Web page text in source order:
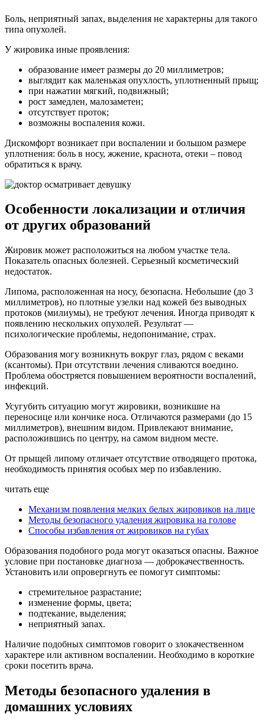
Боль, неприятный запах, выделения не характерны для такого
типа опухолей.
У жировика иные проявления:
образование имеет размеры до 20 миллиметров;
выглядит как маленькая опухлость, уплотненный прыщ;
при нажатии мягкий, подвижный;
рост замедлен, малозаметен;
отсутствует проток;
возможны воспаления кожи.
Дискомфорт возникает при воспалении и большом размере
уплотнения: боль в носу, жжение, краснота, отеки – повод
обратиться к врачу.
Особенности локализации и отличия
от других образований
Жировик может расположиться на любом участке тела.
Показатель опасных болезней. Серьезный косметический
недостаток.
Липома, расположенная на носу, безопасна. Небольшие (до 3
миллиметров), но плотные узелки над кожей без выводных
протоков (милиумы), не требуют лечения. Иногда приводят к
появлению нескольких опухолей. Результат —
психологические проблемы, недопонимание, страх.
Образования могу возникнуть вокруг глаз, рядом с веками
(ксантомы). При отсутствии лечения сливаются воедино.
Проблема обостряется повышением вероятности воспалений,
инфекций.
Усугубить ситуацию могут жировики, возникшие на
переносице или кончике носа. Отличаются размерами (до 15
миллиметров), внешним видом. Привлекают внимание,
расположившись по центру, на самом видном месте.
От прыщей липому отличает отсутствие отводящего протока,
необходимость принятия особых мер по избавлению.
читать еще
Механизм появления мелких белых жировиков на лице
Методы безопасного удаления жировика на голове
Способы избавления от жировиков на губах
Образования подобного рода могут оказаться опасны. Важное
условие при постановке диагноза — доброкачественность.
Установить или опровергнуть ее помогут симптомы:
стремительное разрастание;
изменение формы, цвета;
подтекание, выделения;
неприятный запах.
Наличие подобных симптомов говорит о злокачественном
характере или активном воспалении. Необходимо в короткие
сроки посетить врача.
Методы безопасного удаления в
домашних условиях